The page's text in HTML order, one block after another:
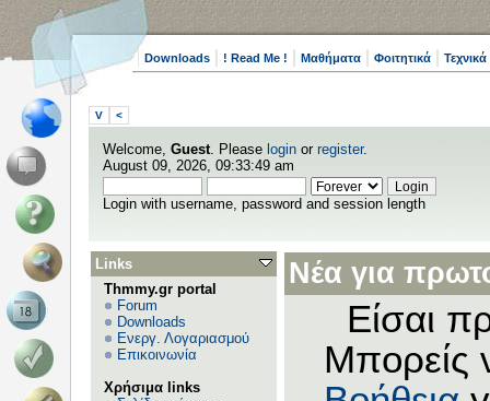
Downloads ! Read Me ! Μαθήματα Φοιτητικά
V <
Welcome, Guest. Please login or register.
August 09, 2026, 09:33:49 am
Login with username, password and session length
Links
Thmmy.gr portal
Forum
Downloads
Ενεργ. Λογαριασμού
Επικοινωνία
Χρήσιμα links
Νέα για
Είσαι
Μπορείς